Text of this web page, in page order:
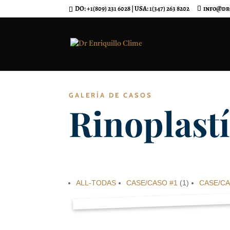
DO: +1(809) 231 6028 | USA: 1(347) 263 8202
GALERÍA DE CASOS
ALL-TODAS CASE/CASO #1 (1) CASE/